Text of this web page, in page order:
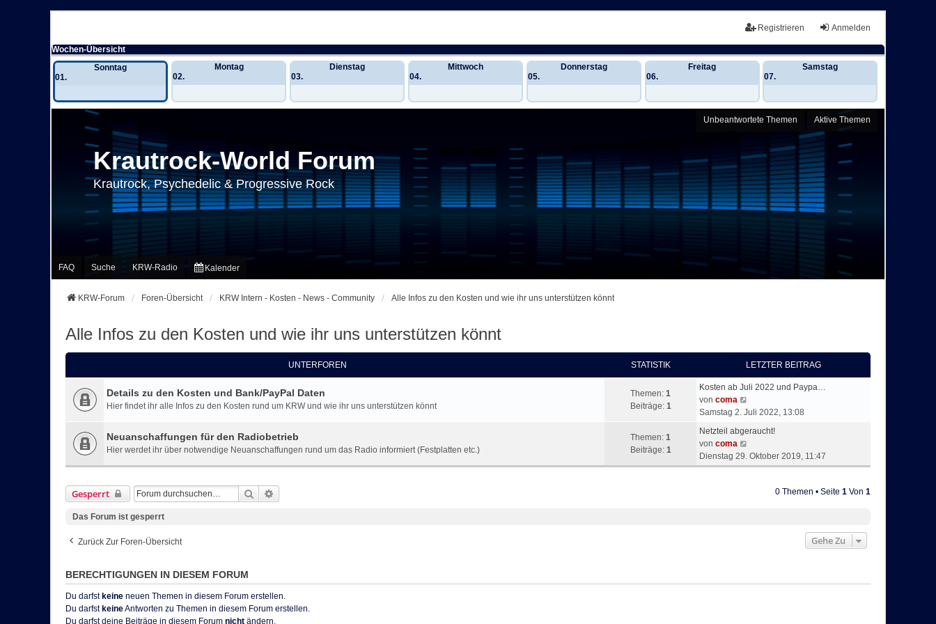
Anmelden
Registrieren
Wochen-Übersicht
Sonntag
01.
Montag
02.
Dienstag
03.
Mittwoch
04.
Donnerstag
05.
Freitag
06.
Samstag
07.
Unbeantwortete Themen Aktive Themen
Krautrock-World Forum
Krautrock, Psychedelic & Progressive Rock
FAQ Suche KRW-Radio Kalender
KRW-Forum Foren-Übersicht KRW Intern - Kosten - News - Community Alle Infos zu den Kosten und wie ihr uns unterstützen könnt
Alle Infos zu den Kosten und wie ihr uns unterstützen könnt
UNTERFOREN STATISTIK LETZTER BEITRAG
Details zu den Kosten und Bank/PayPal Daten
Hier findet ihr alle Infos zu den Kosten rund um KRW und wie ihr uns unterstützen könnt
Themen: 1
Beiträge: 1
Kosten ab Juli 2022 und Paypa…
von coma
e
e
Samstag 2. Juli 2022, 13:08
Neuanschaffungen für den Radiobetrieb
Hier werdet ihr über notwendige Neuanschaffungen rund um das Radio informiert (Festplatten etc.)
Themen: 1
Beiträge: 1
Netzteil abgeraucht!
von coma
e
u
Dienstag 29. Oktober 2019, 11:47
Gesperrt Suche 0 Themen • Seite 1 Von 1
Das Forum ist gesperrt
Zurück Zur Foren-Übersicht Gehe Zu
BERECHTIGUNGEN IN DIESEM FORUM
Du darfst keine neuen Themen in diesem Forum erstellen.
Du darfst keineAntworten zu Themen in diesem Forum erstellen.
Du darfst deine Beiträge in diesem Forum nicht ändern.